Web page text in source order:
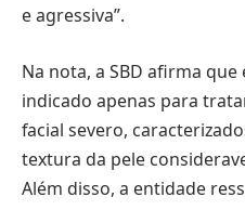
e agressiva”.
Na nota, a SBD afirma
indicado apenas para
facial severo,
textura da pele
Além disso, a entidade